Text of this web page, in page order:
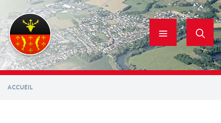
contenu
principal
ACCUEIL